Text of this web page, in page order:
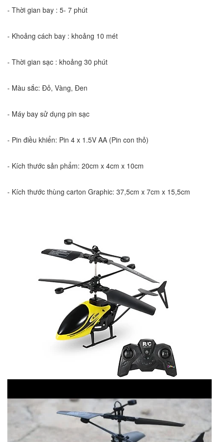
- Thời gian bay : 5- 7 phút
- Khoảng cách bay : khoảng 10 mét
- Thời gian sạc : khoảng 30 phút
- Màu sắc: Đỏ, Vàng, Đen
- Máy bay sử dụng pin sạc
- Pin điều khiển: Pin 4 x 1.5V AA (Pin con thỏ)
- Kích thước sản phẩm: 20cm x 4cm x 10cm
- Kích thước thùng carton Graphic: 37,5cm x 7cm x 15,5cm